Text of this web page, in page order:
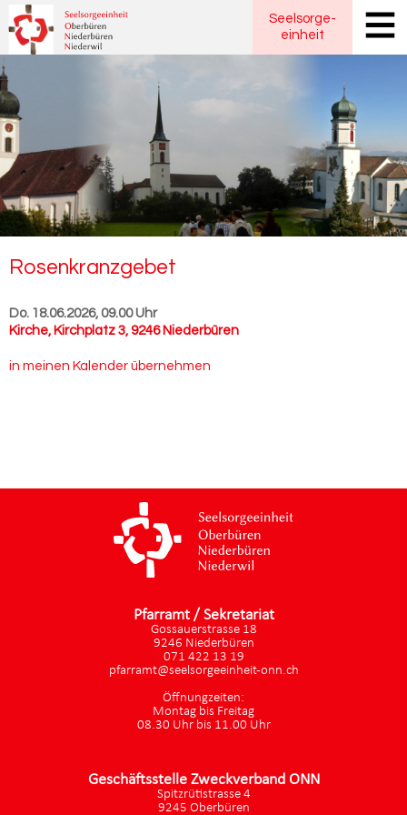
Seelsorge-
einheit
Ro­sen­kranz­ge­bet
Do. 18.06.2026, 09.00 Uhr
Kirche, Kirchplatz 3, 9246 Niederbüren
in meinen Kalender übernehmen
Pfarramt / Sekretariat
Gossauerstrasse 18
9246 Niederbüren
071 422 13 19
pfarramt@seelsorgeeinheit-onn.ch
Öffnungzeiten:
Montag bis Freitag
08.30 Uhr bis 11.00 Uhr
Geschäftsstelle Zweckverband ONN
Spitzrütistrasse 4
9245 Oberbüren